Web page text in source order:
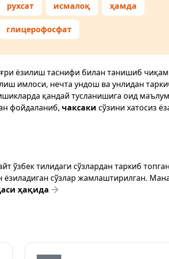
рухсат исмалоқ ҳамда
глицерофосфат
ёзилиш таснифи билан танишиб
имлоси, нечта ундош ва унлидан
қандай тусланишига оид
фойдаланиб, чаксаки сўзини хатосиз
ўзбек тилидаги сўзлардан таркиб
ёзиладиган сўзлар жамлаштирилган.
ҳақида